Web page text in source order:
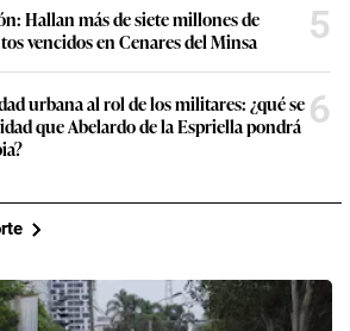
Hallan más de siete millones de
vencidos en Cenares del Minsa
5
urbana al rol de los militares: ¿qué se
que Abelardo de la Espriella pondrá 6